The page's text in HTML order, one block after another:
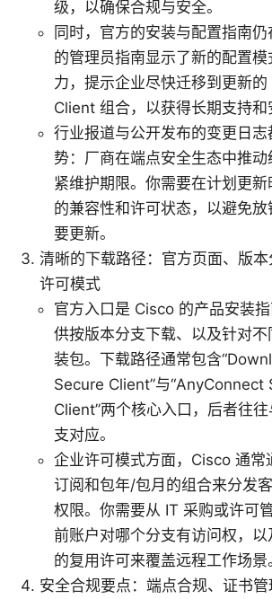
级，以确保合规与安全。
同时，官方的安装与配置指南
的管理员指南显示了新的配置
力，提示企业尽快迁移到更新
Client 组合，以获得长期支持和
行业报道与公开发布的变更日志
势：厂商在端点安全生态中推
紧维护期限。你需要在计划更
的兼容性和许可状态，以避免
要更新。
清晰的下载路径：官方页面、版
许可模式
官方入口是 Cisco 的产品安装
供按版本分支下载、以及针对
装包。下载路径通常包含
Secure Client”与
Client”两个核心入口，后者往
支对应。
企业许可模式方面，Cisco 通常
订阅和包年/包月的组合来分发
权限。你需要从 IT 采购或许可
前账户对哪个分支有访问权，
的复用许可来覆盖远程工作场景
安全合规要点：端点合规、证书